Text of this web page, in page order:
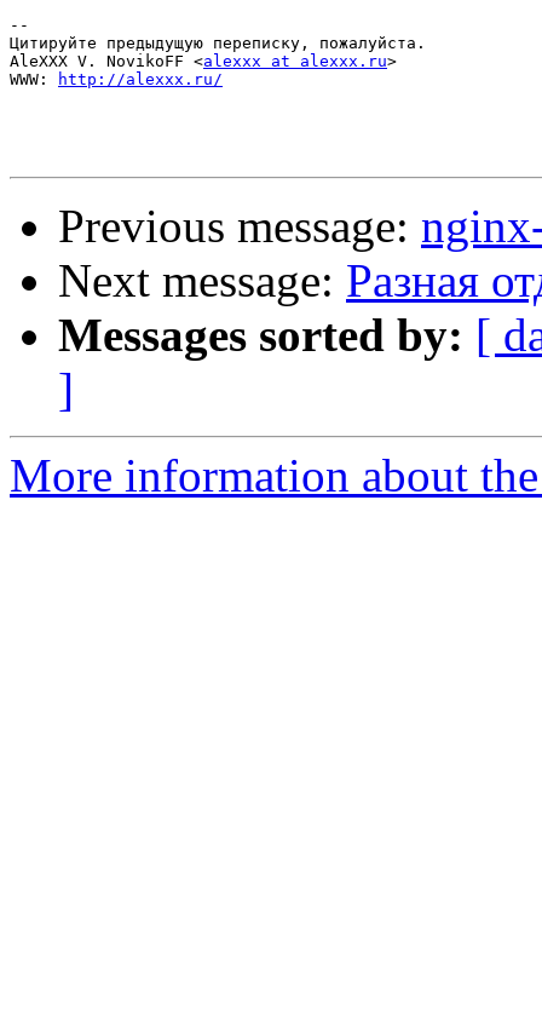
--
Цитируйте предыдущую переписку, пожалуйста.
AleXXX V. NovikoFF <alexxx at alexxx.ru>
WWW:
http://alexxx.ru/
Previous message:
Next message: Разная
Messages sorted by: [
]
More information about